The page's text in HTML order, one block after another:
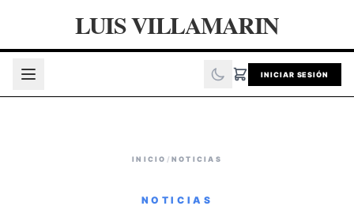
LUIS VILLAMARIN
INICIAR SESIÓN
INICIO / NOTICIAS
NOTICIAS